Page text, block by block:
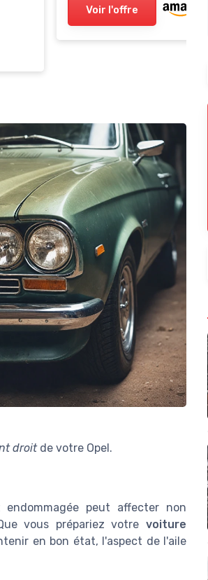
Voir l'offre
droitde votre Opel.
peut affecter non
vous prépariez votre voiture
en bon état, l'aspect de l'aile